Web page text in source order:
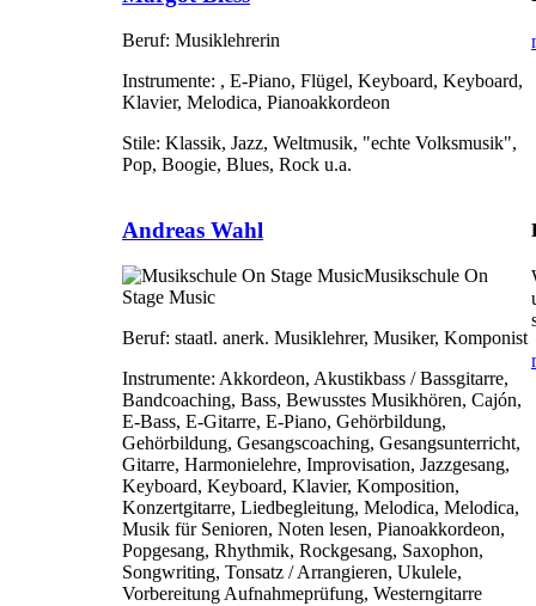
Beruf: Musiklehrerin
Instrumente: , E-Piano, Flügel, Keyboard, Keyboard,
Klavier, Melodica, Pianoakkordeon
Stile: Klassik, Jazz, Weltmusik, "echte Volksmusik",
Pop, Boogie, Blues, Rock u.a.
Andreas Wahl
Musikschule On
Stage Music
Beruf: staatl. anerk. Musiklehrer, Musiker, Komponist
Instrumente: Akkordeon, Akustikbass / Bassgitarre,
Bandcoaching, Bass, Bewusstes Musikhören, Cajón,
E-Bass, E-Gitarre, E-Piano, Gehörbildung,
Gehörbildung, Gesangscoaching, Gesangsunterricht,
Gitarre, Harmonielehre, Improvisation, Jazzgesang,
Keyboard, Keyboard, Klavier, Komposition,
Konzertgitarre, Liedbegleitung, Melodica, Melodica,
Musik für Senioren, Noten lesen, Pianoakkordeon,
Popgesang, Rhythmik, Rockgesang, Saxophon,
Songwriting, Tonsatz / Arrangieren, Ukulele,
Vorbereitung Aufnahmeprüfung, Westerngitarre